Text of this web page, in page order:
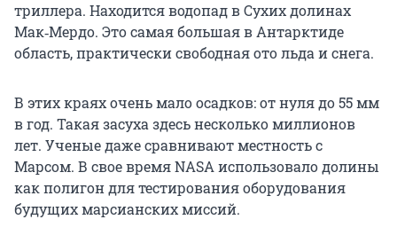
триллера. Находится водопад в Сухих долинах
Мак‑Мердо. Это самая большая в Антарктиде
область, практически свободная ото льда и снега.
В этих краях очень мало осадков: от нуля до 55 мм
в год. Такая засуха здесь несколько миллионов
лет. Ученые даже сравнивают местность с
Марсом. В свое время NASA использовало долины
как полигон для тестирования оборудования
будущих марсианских миссий.